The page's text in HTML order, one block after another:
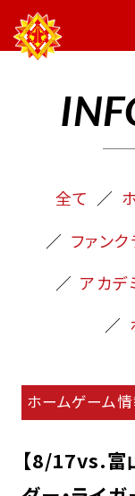
全て
ファン
アカデ
ホームゲーム
【8/17vs.富